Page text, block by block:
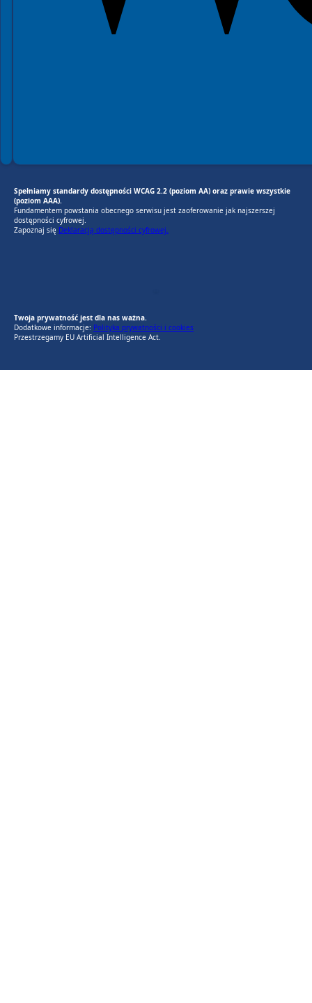
Spełniamy standardy dostępności WCAG 2.2 (poziom AA) oraz prawie wszystkie
(poziom AAA).
Fundamentem powstania obecnego serwisu jest zaoferowanie jak najszerszej
dostępności cyfrowej.
Zapoznaj się Deklaracją dostępności cyfrowej.
Twoja prywatność jest dla nas ważna.
Dodatkowe informacje: Polityka prywatności i cookies
Przestrzegamy EU Artificial Intelligence Act.